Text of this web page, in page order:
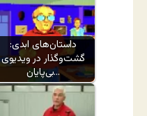
داستان‌های ابدی:
گشت‌وگذار در ویدیوی
بی‌پایان…